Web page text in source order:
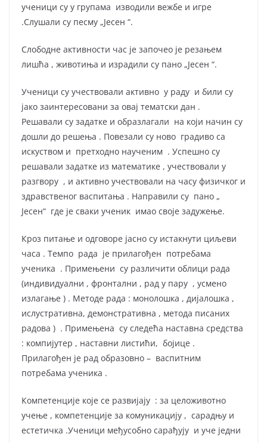
ученици су у групама изводили вежбе и игре
.Слушали су песму „Јесен “.
Слободне активности час је започео је резањем
лишћа , животиња и израдили су пано „Јесен “.
Ученици су учествовали активно у раду и били су
јако заинтересовани за овај тематски дан .
Решавали су задатке и образлагали на који начин су
дошли до решења . Повезали су ново градиво са
искуством и претходно наученим . Успешно су
решавали задатке из математике , учествовали у
разгвору , и активно учествовали на часу физичког и
здравственог васпитања . Направили су пано „
Јесен“ где је сваки ученик имао своје задужење.
Кроз питање и одговоре јасно су истакнути циљеви
часа . Темпо рада је прилагођен потребама
ученика . Примењени су различити облици рада
(индивидуални , фронтални , рад у пару , усмено
излагање ) . Методе рада : монолошка , дијалошка ,
ислустративна, демонстративна , метода писаних
радова ) . Примењена су следећа наставна средства
: компијутер , наставни листићи, бојице .
Прилагођен је рад образовно – васпитним
потребама ученика .
Компетенције које се развијају : за целоживотно
учење , компетенције за комуникацију , сарадњу и
естетичка .Ученици међусобно сарађују и уче једни